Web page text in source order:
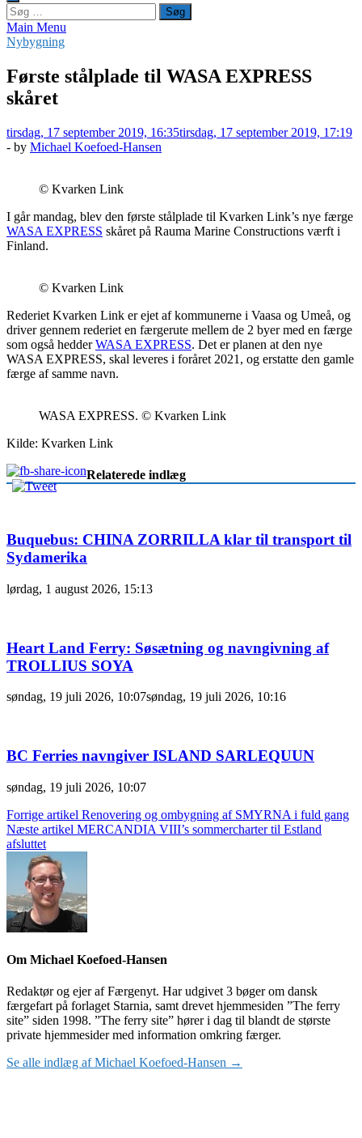
Søg
efter:
Main Menu
Nybygning
Første stålplade til WASA EXPRESS
skåret
tirsdag, 17 september 2019, 16:35tirsdag, 17 september 2019, 17:19
- by Michael Koefoed-Hansen
© Kvarken Link
I går mandag, blev den første stålplade til Kvarken Link’s nye færge
WASA EXPRESS skåret på Rauma Marine Constructions værft i
Finland.
© Kvarken Link
Rederiet Kvarken Link er ejet af kommunerne i Vaasa og Umeå, og
driver gennem rederiet en færgerute mellem de 2 byer med en færge
som også hedderWASA EXPRESS. Det er planen at den nye
WASA EXPRESS, skal leveres i foråret 2021, og erstatte den gamle
færge af samme navn.
WASA EXPRESS. © Kvarken Link
Kilde: Kvarken Link
Relaterede indlæg
Buquebus: CHINA ZORRILLA klar til transport til
Sydamerika
lørdag, 1 august 2026, 15:13
Heart Land Ferry: Søsætning og navngivning af
TROLLIUS SOYA
søndag, 19 juli 2026, 10:07søndag, 19 juli 2026, 10:16
BC Ferries navngiver ISLAND SARLEQUUN
søndag, 19 juli 2026, 10:07
Indlægsnavigation
Forrige artikel Renovering og ombygning af SMYRNA i fuld gang
Næste artikel MERCANDIA VIII’s sommercharter til Estland
afsluttet
Om Michael Koefoed-Hansen
Redaktør og ejer af Færgenyt. Har udgivet 3 bøger om dansk
færgefart på forlaget Starnia, samt drevet hjemmesiden ”The ferry
site” siden 1998. ”The ferry site” hører i dag til blandt de største
private hjemmesider med information omkring færger.
Se alle indlæg af Michael Koefoed-Hansen →